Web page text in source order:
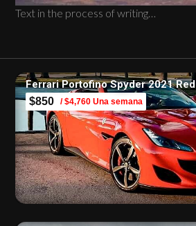
Text in the process of writing…
Ferrari Portofino Spyder 2021 Red
$850 / $4,760 Una semana